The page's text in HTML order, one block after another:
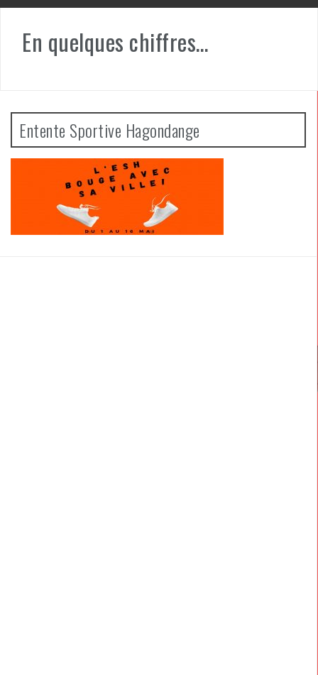
En quelques chiffres…
Entente Sportive Hagondange